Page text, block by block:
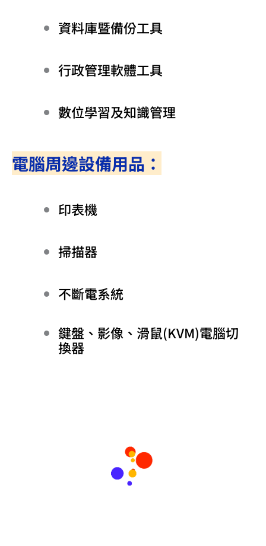
資料庫暨備份工具
行政管理軟體工具
數位學習及知識管理
電腦周邊設備用品：
印表機
掃描器
不斷電系統
鍵盤、影像、滑鼠(KVM)電腦切
換器